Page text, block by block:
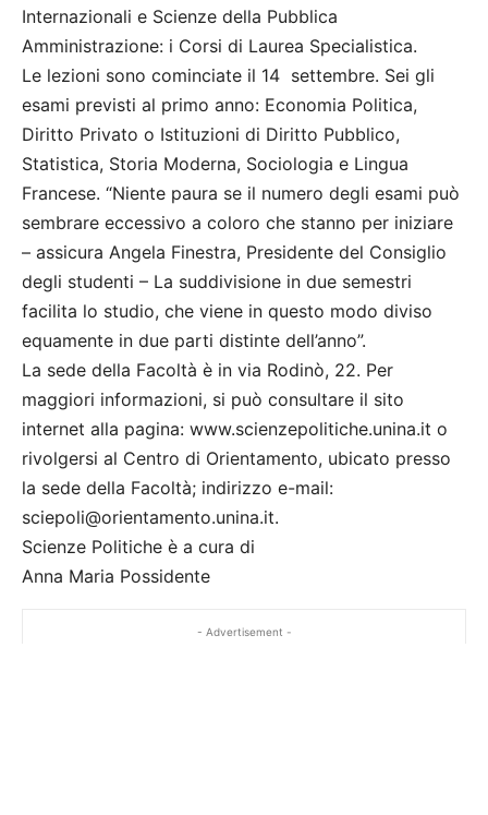
Internazionali e Scienze della Pubblica
Amministrazione: i Corsi di Laurea Specialistica.
Le lezioni sono cominciate il 14 settembre. Sei gli
esami previsti al primo anno: Economia Politica,
Diritto Privato o Istituzioni di Diritto Pubblico,
Statistica, Storia Moderna, Sociologia e Lingua
Francese. “Niente paura se il numero degli esami può
sembrare eccessivo a coloro che stanno per iniziare
– assicura Angela Finestra, Presidente del Consiglio
degli studenti – La suddivisione in due semestri
facilita lo studio, che viene in questo modo diviso
equamente in due parti distinte dell’anno”.
La sede della Facoltà è in via Rodinò, 22. Per
maggiori informazioni, si può consultare il sito
internet alla pagina: www.scienzepolitiche.unina.it o
rivolgersi al Centro di Orientamento, ubicato presso
la sede della Facoltà; indirizzo e-mail:
sciepoli@orientamento.unina.it.
Scienze Politiche è a cura di
Anna Maria Possidente
- Advertisement -